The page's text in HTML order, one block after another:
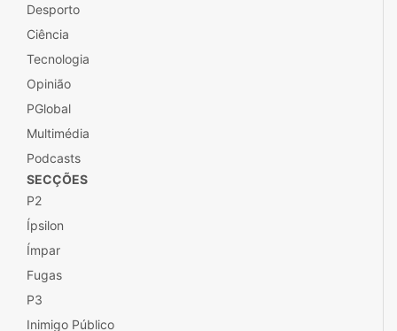
Desporto
Ciência
Tecnologia
Opinião
PGlobal
Multimédia
Podcasts
SECÇÕES
P2
Ípsilon
Ímpar
Fugas
P3
Inimigo Público